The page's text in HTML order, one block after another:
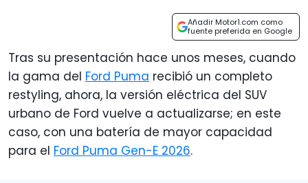
Añadir Motor1.com como
fuente preferida en Google
Tras su presentación hace unos meses, cuando
la gama del Ford Puma recibió un completo
restyling, ahora, la versión eléctrica del SUV
urbano de Ford vuelve a actualizarse; en este
caso, con una batería de mayor capacidad
para el Ford Puma Gen-E 2026.